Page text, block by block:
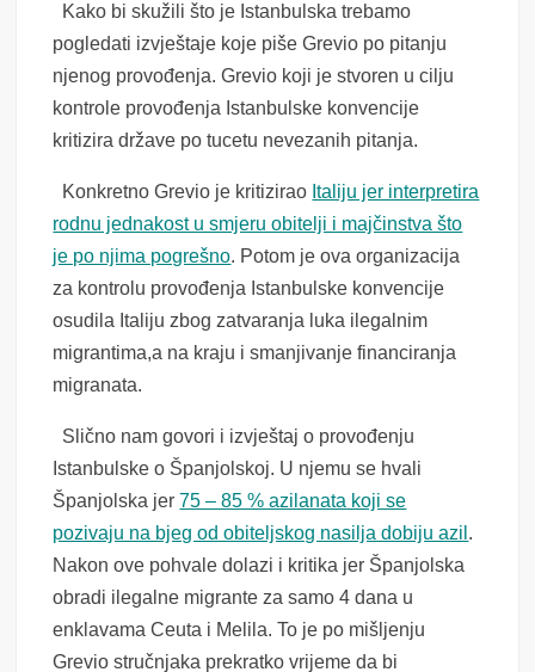
Kako bi skužili što je Istanbulska trebamo
pogledati izvještaje koje piše Grevio po pitanju
njenog provođenja. Grevio koji je stvoren u cilju
kontrole provođenja Istanbulske konvencije
kritizira države po tucetu nevezanih pitanja.
Konkretno Grevio je kritizirao Italiju jer interpretira
rodnu jednakost u smjeru obitelji i majčinstva što
je po njima pogrešno. Potom je ova organizacija
za kontrolu provođenja Istanbulske konvencije
osudila Italiju zbog zatvaranja luka ilegalnim
migrantima,a na kraju i smanjivanje financiranja
migranata.
Slično nam govori i izvještaj o provođenju
Istanbulske o Španjolskoj. U njemu se hvali
Španjolska jer75 – 85 % azilanata koji se
pozivaju na bjeg od obiteljskog nasilja dobiju azil .
Nakon ove pohvale dolazi i kritika jer Španjolska
obradi ilegalne migrante za samo 4 dana u
enklavama Ceuta i Melila. To je po mišljenju
Grevio stručnjaka prekratko vrijeme da bi